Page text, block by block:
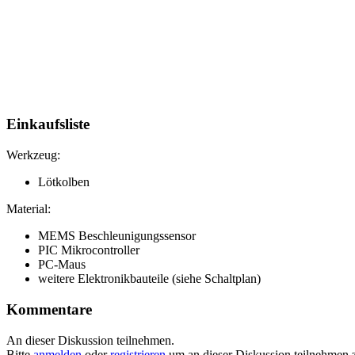
Einkaufsliste
Werkzeug:
Lötkolben
Material:
MEMS Beschleunigungssensor
PIC Mikrocontroller
PC-Maus
weitere Elektronikbauteile (siehe Schaltplan)
Kommentare
An dieser Diskussion teilnehmen.